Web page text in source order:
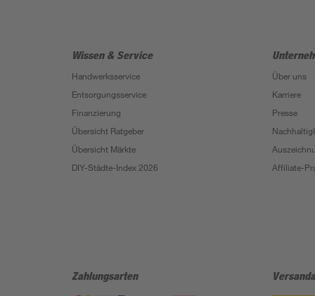
Wissen & Service
Handwerksservice
Entsorgungsservice
Finanzierung
Übersicht Ratgeber
Übersicht Märkte
DIY-Städte-Index 2026
Über uns
Karriere
Presse
Affiliate-
Zahlungsarten